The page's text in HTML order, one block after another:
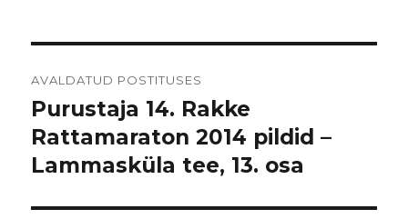
AVALDATUD POSTITUSES
Purustaja 14. Rakke
Rattamaraton 2014 pildid –
Lammasküla tee, 13. osa